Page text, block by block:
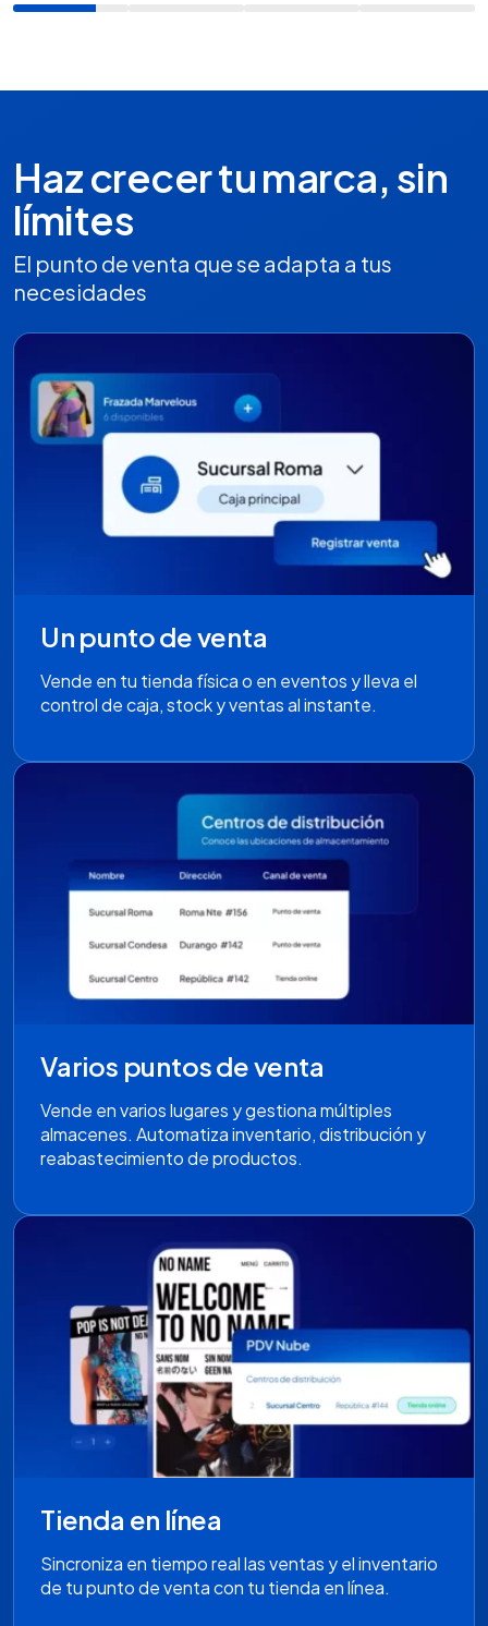
Haz crecer tu marca, sin
límites
El punto de venta que se adapta a tus
necesidades
Un punto de venta
Vende en tu tienda física o en eventos y lleva el
control de caja, stock y ventas al instante.
Varios puntos de venta
Vende en varios lugares y gestiona múltiples
almacenes. Automatiza inventario, distribución y
reabastecimiento de productos.
Tienda en línea
Sincroniza en tiempo real las ventas y el inventario
de tu punto de venta con tu tienda en línea.